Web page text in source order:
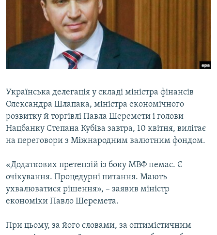
СПЕЦПРОЕКТИ
ВІДЕОУРОКИ «ELIFBE»
СВІДЧЕННЯ ОКУПАЦІЇ
ІНФОГРАФІКА
ЯК ОБІЙТИ БЛОКУВАННЯ
Qırımtatar
ДОЛУЧАЙСЯ!
Усі сайти RFE/RL
Українська делегація у складі міністра фінансів
Олександра Шлапака, міністра економічного
розвитку й торгівлі Павла Шеремети і голови
Нацбанку Степана Кубіва завтра, 10 квітня, вилітає
на переговори з Міжнародним валютним фондом.
«Додаткових претензій із боку МВФ немає. Є
очікування. Процедурні питання. Мають
ухвалюватися рішення», – заявив міністр
економіки Павло Шеремета.
При цьому, за його словами, за оптимістичним